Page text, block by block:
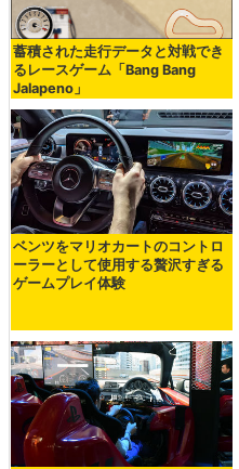
蓄積された走行データと対戦でき
るレースゲーム「Bang Bang
Jalapeno」
ベンツをマリオカートのコントロ
ーラーとして使用する贅沢すぎる
ゲームプレイ体験